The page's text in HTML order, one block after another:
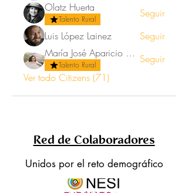
Olatz Huerta
Talento Rural
Seguir
Luis López Lainez
Seguir
María José Aparicio Ortega
Talento Rural
Seguir
Ver todo Citizens (71)
Red de Colaboradores
Unidos por el reto demográfico